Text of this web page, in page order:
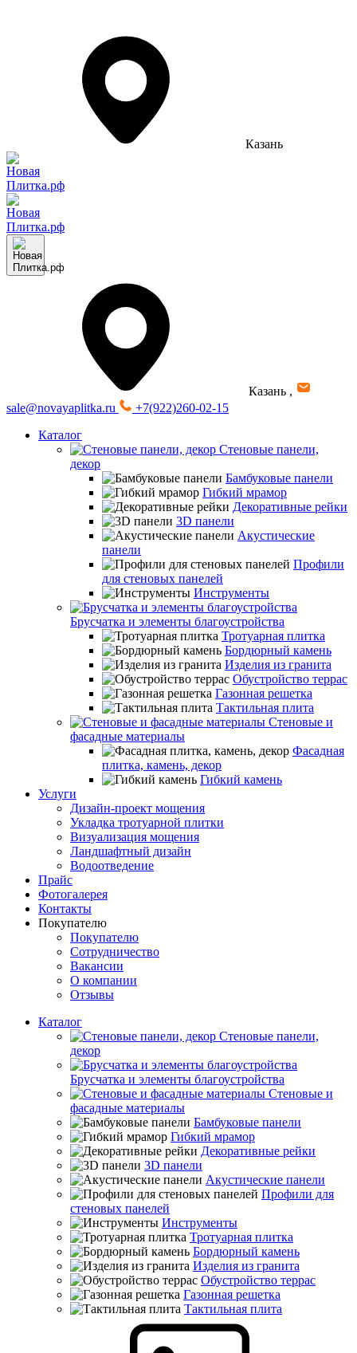
Казань
Казань ,
sale@novayaplitka.ru
+7(922)260-02-15
Каталог
Стеновые панели,
декор
Бамбуковые панели
Гибкий мрамор
Декоративные рейки
3D панели
Акустические
панели
Профили
для стеновых панелей
Инструменты
Брусчатка и элементы благоустройства
Тротуарная плитка
Бордюрный камень
Изделия из гранита
Обустройство террас
Газонная решетка
Тактильная плита
Стеновые и
фасадные материалы
Фасадная
плитка, камень, декор
Гибкий камень
Услуги
Дизайн-проект мощения
Укладка тротуарной плитки
Визуализация мощения
Ландшафтный дизайн
Водоотведение
Прайс
Фотогалерея
Контакты
Покупателю
Покупателю
Сотрудничество
Вакансии
О компании
Отзывы
Каталог
Стеновые панели,
декор
Брусчатка и элементы благоустройства
Стеновые и
фасадные материалы
Бамбуковые панели
Гибкий мрамор
Декоративные рейки
3D панели
Акустические панели
Профили для
стеновых панелей
Инструменты
Тротуарная плитка
Бордюрный камень
Изделия из гранита
Обустройство террас
Газонная решетка
Тактильная плита